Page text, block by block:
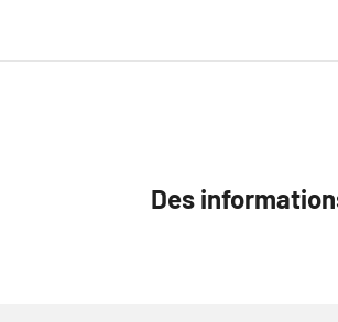
Des